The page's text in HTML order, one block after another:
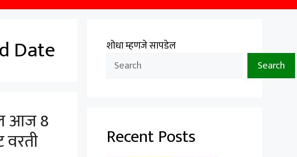
Date
आज 8
वरती
शोधा म्हणजे सापडेल
Search
Recent Posts